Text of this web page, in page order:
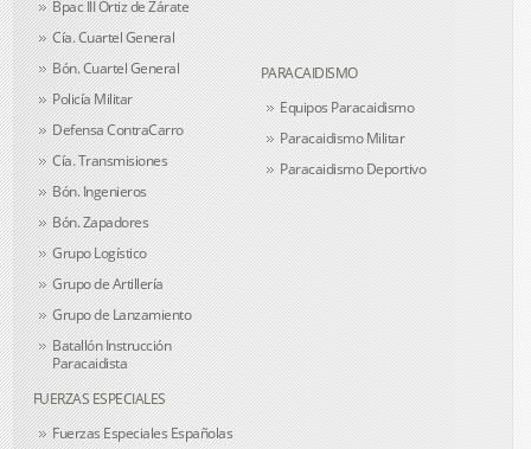
Bpac III Ortiz de Zárate
Cía. Cuartel General
Bón. Cuartel General
Policía Militar
Defensa ContraCarro
Cía. Transmisiones
Bón. Ingenieros
Bón. Zapadores
Grupo Logístico
Grupo de Artillería
Grupo de Lanzamiento
Batallón Instrucción
Paracaidista
PARACAIDISMO
Equipos Paracaidismo
Paracaidismo Militar
Paracaidismo Deportivo
FUERZAS ESPECIALES
Fuerzas Especiales Españolas